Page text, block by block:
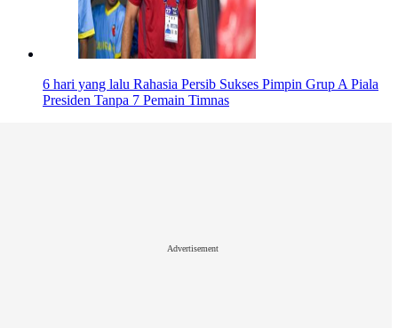
6 hari yang lalu Rahasia Persib Sukses Pimpin Grup A Piala
Presiden Tanpa 7 Pemain Timnas
Advertisement